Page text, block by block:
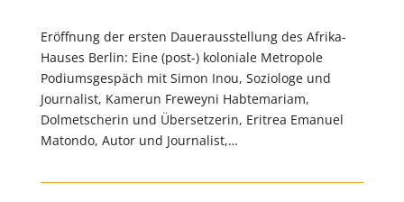
Eröffnung der ersten Dauerausstellung des Afrika-
Hauses Berlin: Eine (post-) koloniale Metropole
Podiumsgespäch mit Simon Inou, Soziologe und
Journalist, Kamerun Freweyni Habtemariam,
Dolmetscherin und Übersetzerin, Eritrea Emanuel
Matondo, Autor und Journalist,…